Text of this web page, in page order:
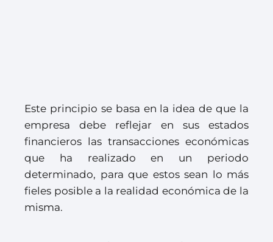
Este principio se basa en la idea de que la
empresa debe reflejar en sus estados
financieros las transacciones económicas
que ha realizado en un periodo
determinado, para que estos sean lo más
fieles posible a la realidad económica de la
misma.